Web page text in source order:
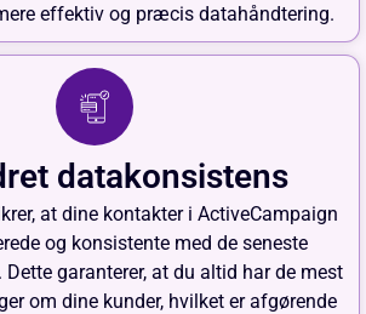
effektiv og præcis datahåndtering.
datakonsistens
at dine kontakter i ActiveCampaign
og konsistente med de seneste
garanterer, at du altid har de mest
om dine kunder, hvilket er afgørende